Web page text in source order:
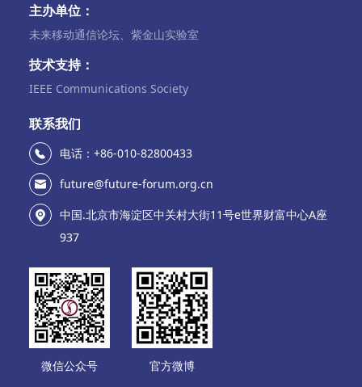
主办单位：
未来移动通信论坛、紫金山实验室
技术支持：
IEEE Communications Society
联系我们
电话：+86-010-82800433
future@future-forum.org.cn
中国.北京市海淀区中关村大街11号e世界财富中心A座
937
微信公众号 官方微博